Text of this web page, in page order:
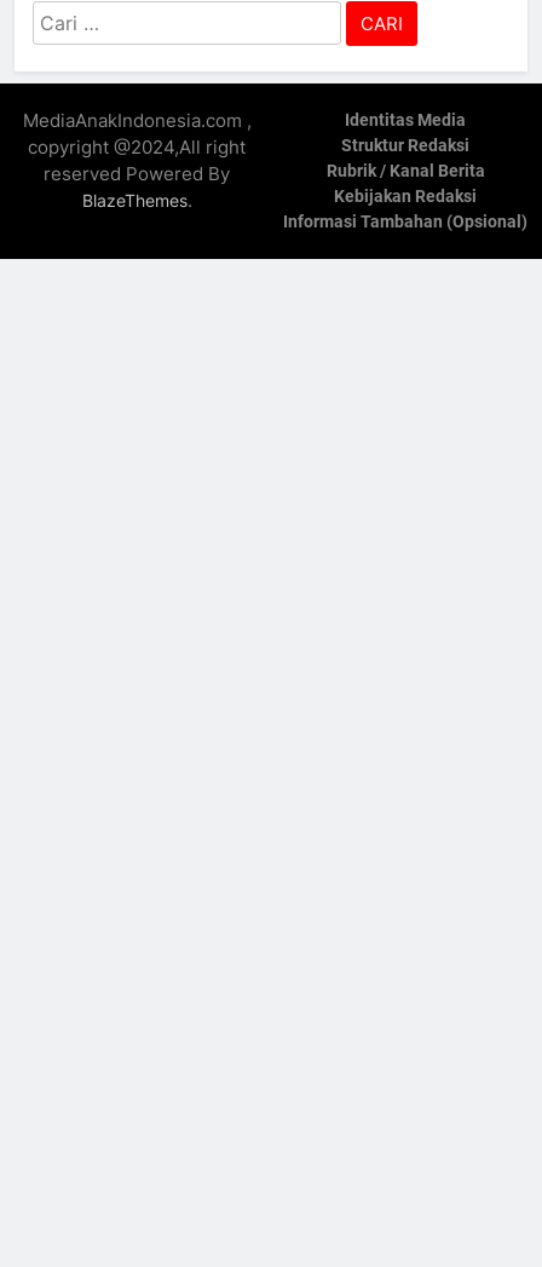
Cari
untuk:
MediaAnakIndonesia.com ,
copyright @2024,All right
reserved Powered By
BlazeThemes.
Identitas Media
Struktur Redaksi
Rubrik / Kanal Berita
Kebijakan Redaksi
Informasi Tambahan (Opsional)